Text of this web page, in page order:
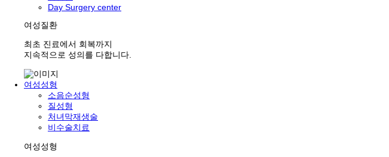
Day Surgery center
여성질환
최초 진료에서 회복까지
지속적으로 성의를 다합니다.
여성성형
소음순성형
질성형
처녀막재생술
비수술치료
여성성형